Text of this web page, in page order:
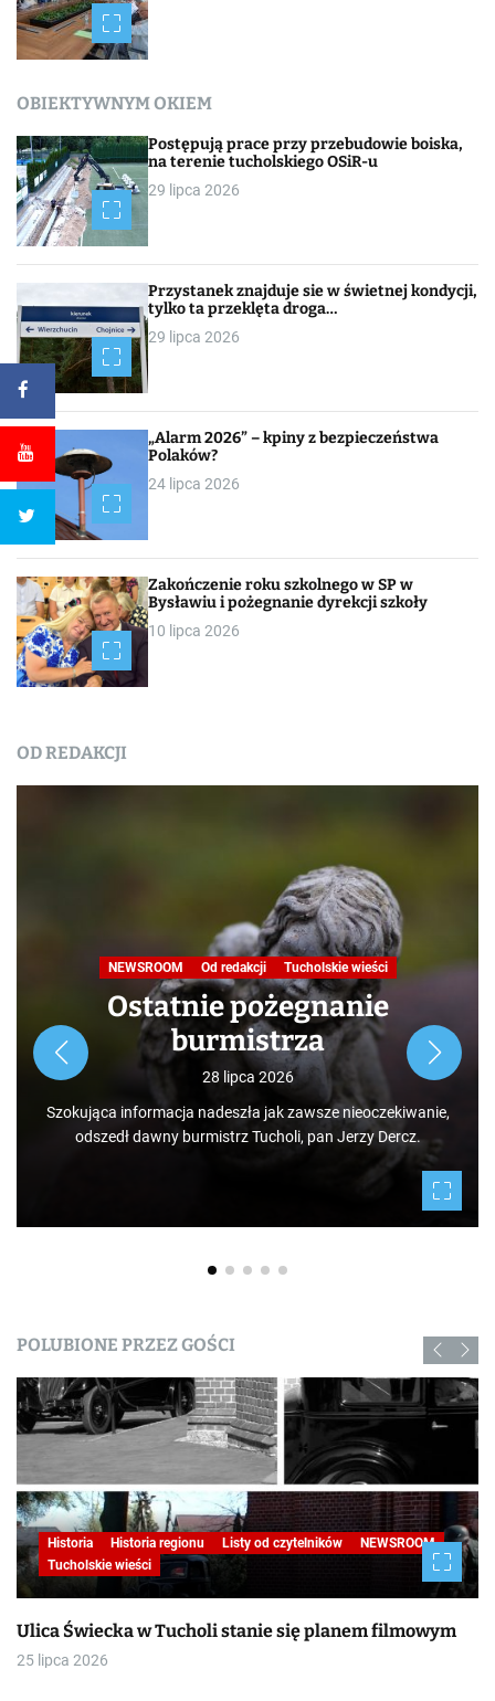
OBIEKTYWNYM OKIEM
Postępują prace przy przebudowie boiska,
na terenie tucholskiego OSiR-u
29 lipca 2026
Przystanek znajduje sie w świetnej kondycji,
tylko ta przeklęta droga…
29 lipca 2026
„Alarm 2026” – kpiny z bezpieczeństwa
Polaków?
24 lipca 2026
Zakończenie roku szkolnego w SP w
Bysławiu i pożegnanie dyrekcji szkoły
10 lipca 2026
OD REDAKCJI
NEWSROOM Od redakcji Tucholskie wieści
Ostatnie pożegnanie
burmistrza
28 lipca 2026
Szokująca informacja nadeszła jak zawsze nieoczekiwanie,
odszedł dawny burmistrz Tucholi, pan Jerzy Dercz.
POLUBIONE PRZEZ GOŚCI
Historia Historia regionu Listy od czytelników
NEWSROOM
Tucholskie wieści
Ulica Świecka w Tucholi stanie się planem filmowym
25 lipca 2026